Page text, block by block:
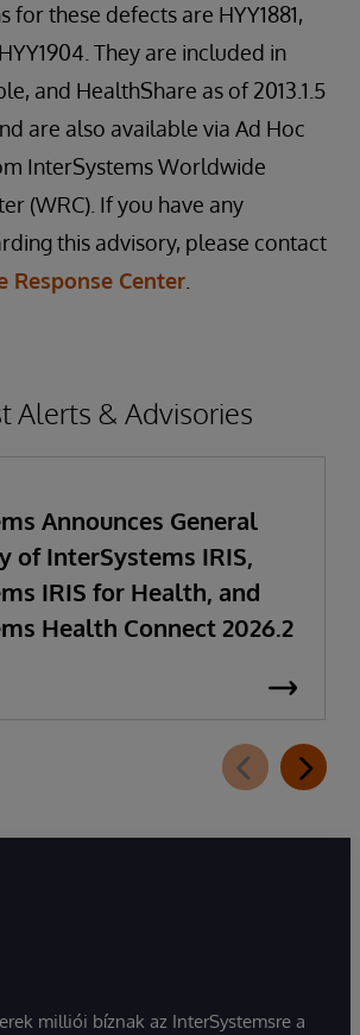
for these defects are HYY1881,
They are included in
and HealthShare as of 2013.1.5
are also available via Ad Hoc
InterSystems Worldwide
(WRC). If you have any
this advisory, please contact
Response Center
Alerts & Advisories
Announces General
of InterSystems IRIS,
IRIS for Health, and
Health Connect 2026.2
milliói bíznak az InterSystemsre a